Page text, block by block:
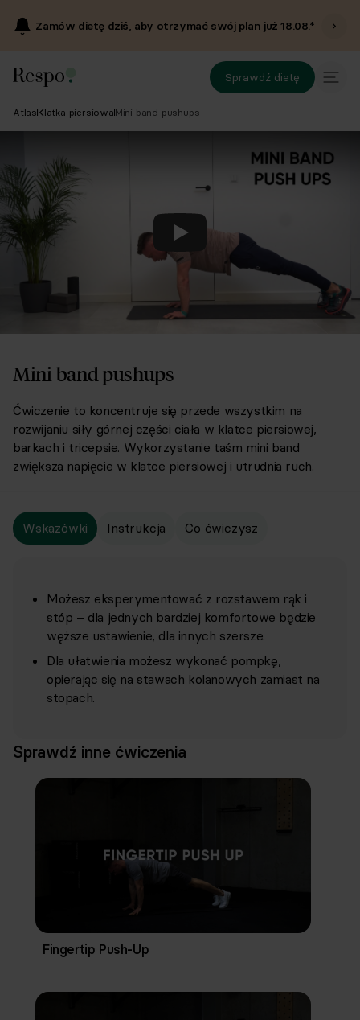
Zamów dietę dziś, aby otrzymać swój plan już18.08.*
Sprawdź dietę
Atlas Klatka piersiowaMini band pushups
Odtwórz
Mini band pushups
Ćwiczenie to koncentruje się przede wszystkim na
rozwijaniu siły górnej części ciała w klatce piersiowej,
barkach i tricepsie. Wykorzystanie taśm mini band
zwiększa napięcie w klatce piersiowej i utrudnia ruch.
Wskazówki Instrukcja Co ćwiczysz
Możesz eksperymentować z rozstawem rąk i
stóp – dla jednych bardziej komfortowe będzie
węższe ustawienie, dla innych szersze.
Dla ułatwienia możesz wykonać pompkę,
opierając się na stawach kolanowych zamiast na
stopach.
Sprawdź inne ćwiczenia
Fingertip Push-Up